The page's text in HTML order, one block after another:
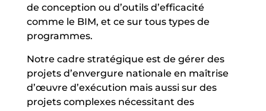
de conception ou d’outils d’efficacité
comme le BIM, et ce sur tous types de
programmes.
Notre cadre stratégique est de gérer des
projets d’envergure nationale en maîtrise
d’œuvre d’exécution mais aussi sur des
projets complexes nécessitant des